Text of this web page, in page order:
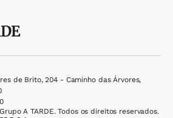
de Brito, 204 - Caminho das Árvores,
A TARDE. Todos os direitos reservados.